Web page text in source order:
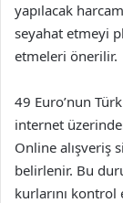
yapılacak
seyahat etmeyi
etmeleri önerilir.
49 Euro’nun
internet
Online alışveriş
belirlenir. Bu
kurlarını kontrol